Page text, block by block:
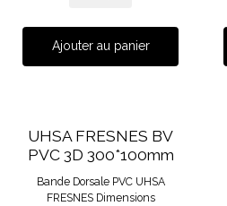
Ajouter au panier
UHSA FRESNES BV
PVC 3D 300*100mm
Bande Dorsale PVC UHSA
FRESNES Dimensions